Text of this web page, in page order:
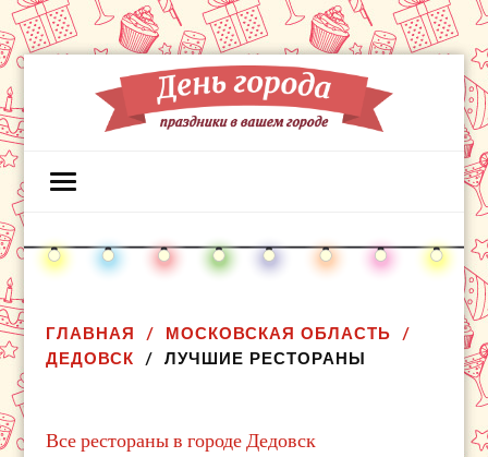
ГЛАВНАЯ
МОСКОВСКАЯ ОБЛАСТЬ
ДЕДОВСК
ЛУЧШИЕ РЕСТОРАНЫ
Все рестораны в городе Дедовск